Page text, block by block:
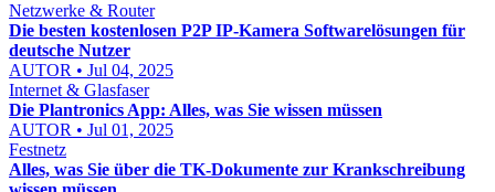
Netzwerke & Router
Die besten kostenlosen P2P IP-Kamera Softwarelösungen für
deutsche Nutzer
AUTOR • Jul 04, 2025
Internet & Glasfaser
Die Plantronics App: Alles, was Sie wissen müssen
AUTOR • Jul 01, 2025
Festnetz
Alles, was Sie über die TK-Dokumente zur Krankschreibung